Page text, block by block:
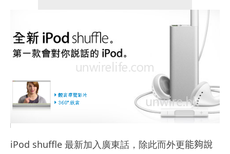
iPod shuffle 最新加入廣東話，除此而外更能夠說